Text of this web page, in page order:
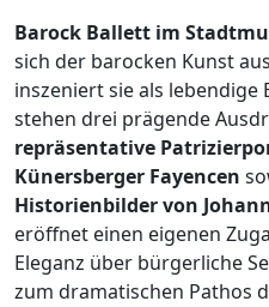
Barock Ballett im
sich der barocken Kunst
inszeniert sie als lebendige
stehen drei prägende
repräsentative
Künersberger Fayencen
Historienbilder von
eröffnet einen eigenen
Eleganz über bürgerliche
zum dramatischen Pathos